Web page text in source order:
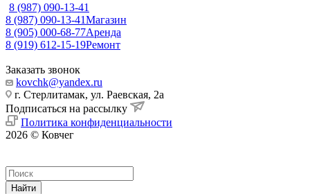
8 (987) 090-13-41
8 (987) 090-13-41Магазин
8 (905) 000-68-77Аренда
8 (919) 612-15-19Ремонт
Заказать звонок
kovchk@yandex.ru
г. Стерлитамак, ул. Раевская, 2а
Подписаться на рассылку
Политика конфиденциальности
2026 © Ковчег
Найти